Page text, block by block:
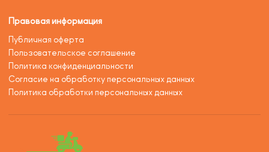
Правовая информация
Публичная оферта
Пользовательское соглашение
Политика конфиденциальности
Согласие на обработку персональных данных
Политика обработки персональных данных